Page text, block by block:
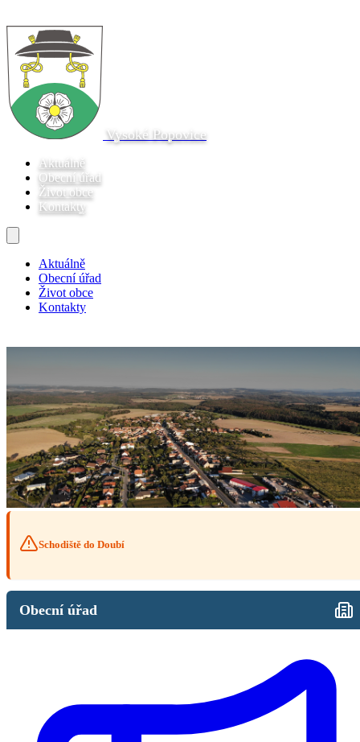
Vysoké Popovice
Aktuálně
Obecní úřad
Život obce
Kontakty
Aktuálně
Obecní úřad
Život obce
Kontakty
Schodiště do Doubí
Obecní úřad